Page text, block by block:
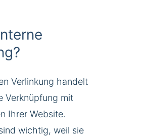
Verlinkung handelt
Verknüpfung mit
Ihrer Website.
wichtig, weil sie